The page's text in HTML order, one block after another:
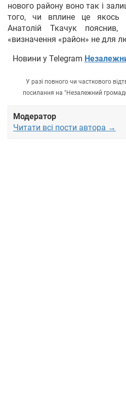
нового району воно так і
того, чи вплине це якось
Анатолій Ткачук
«визначення «район» не для
Новини у Telegram
У разі повного чи часткового
посилання на "Незалежний
Модератор
Читати всі пости автора →